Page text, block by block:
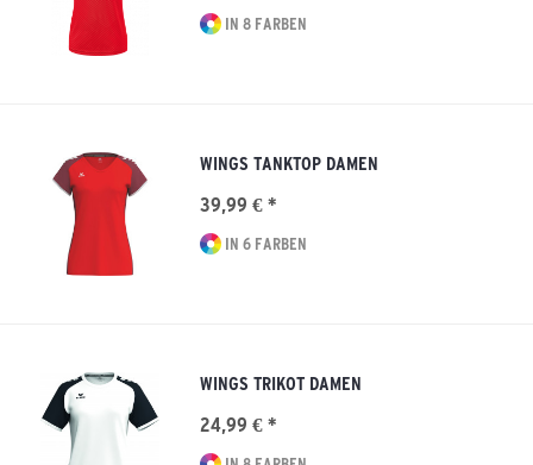
IN 8 FARBEN
WINGS TANKTOP DAMEN
39,99 € *
IN 6 FARBEN
WINGS TRIKOT DAMEN
24,99 € *